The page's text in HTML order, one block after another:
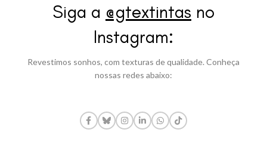
Siga a @gtextintas no
Instagram:
Revestimos sonhos, com texturas de qualidade. Conheça
nossas redes abaixo: